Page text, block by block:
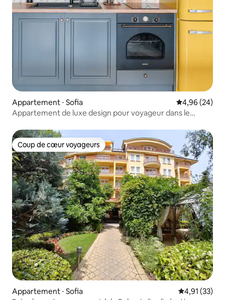
Appartement ⋅ Sofia Évaluation
4,96 (24)
Appartement de luxe design pour voyageur dans le
Coup de cœur voyageurs
Coup de cœur voyageurs
Appartement ⋅ Sofia Évaluation
4,91 (33)